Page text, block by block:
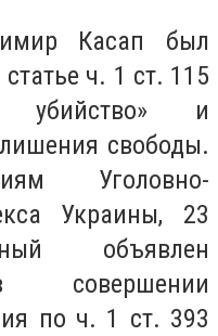
Касап был
ч. 1 ст. 115
убийство» и
свободы.
Уголовно-
Украины, 23
объявлен
совершении
по ч. 1 ст. 393